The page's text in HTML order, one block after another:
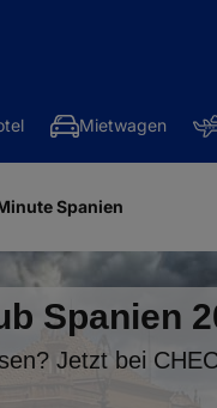
Mietwagen
Spanien
Spanien
Jetzt bei